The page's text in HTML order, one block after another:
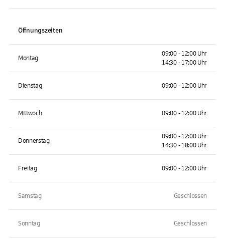
Öffnungszeiten
Montag
09:00 - 12:00 Uhr
14:30 - 17:00 Uhr
Dienstag 09:00 - 12:00 Uhr
Mittwoch 09:00 - 12:00 Uhr
Donnerstag
09:00 - 12:00 Uhr
14:30 - 18:00 Uhr
Freitag 09:00 - 12:00 Uhr
Samstag Geschlossen
Sonntag Geschlossen